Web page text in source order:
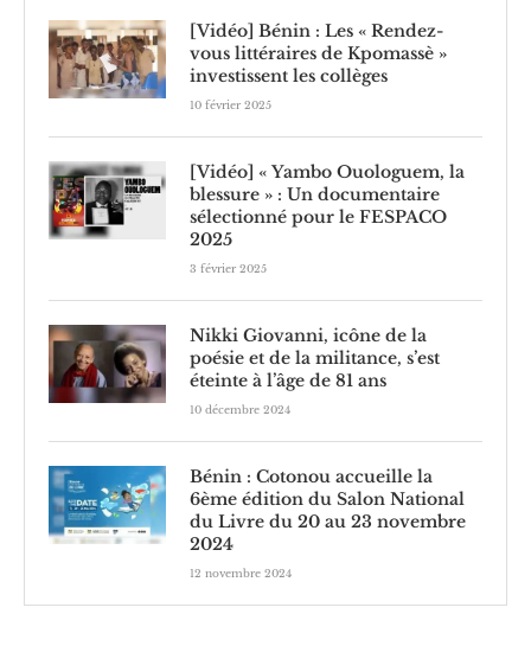
[Vidéo] Bénin : Les « Rendez-
vous littéraires de Kpomassè »
investissent les collèges
10 février 2025
[Vidéo] « Yambo Ouologuem, la
blessure » : Un documentaire
sélectionné pour le FESPACO
2025
3 février 2025
Nikki Giovanni, icône de la
poésie et de la militance, s’est
éteinte à l’âge de 81 ans
10 décembre 2024
Bénin : Cotonou accueille la
6ème édition du Salon National
du Livre du 20 au 23 novembre
2024
12 novembre 2024